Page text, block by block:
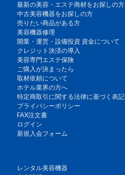
最新の美容・エステ商材をお探しの方
中古美容機器をお探しの方
売りたい商品がある方
美容機器修理
開業・運営・設備投資 資金について
クレジット決済の導入
美容専門エステ保険
ご購入が決まったら
取材依頼について
ホテル業界の方へ
特定商取引に関する法律に基づく表記
プライバシーポリシー
FAX注文書
ログイン
新規入会フォーム
レンタル美容機器